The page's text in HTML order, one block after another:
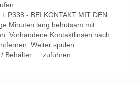
P338 - BEI KONTAKT MIT DEN
Minuten lang behutsam mit
Vorhandene Kontaktlinsen nach
Weiter spülen.
Behälter … zuführen.